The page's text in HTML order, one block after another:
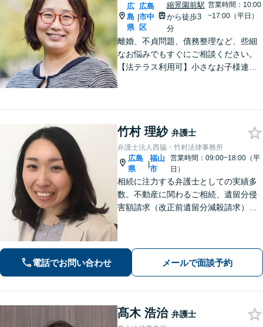
広
島
県
|
広島
市中
区
縮景園前駅
から徒歩3
分
営業時間：10:00
~17:00（平日）
離婚、不貞問題、債務整理など、些細
なお悩みでもすぐにご相談ください。
【法テラス利用可】小さなお子様連れ
竹村 理紗 弁護士
弁護士法人西脇・竹村法律事務所
広島
県
|
福山
市
営業時間：09:00~18:00（平
日）
相続に注力する弁護士としての実績多
数。不動産に関わるご相続、遺留分侵
害額請求（改正前遺留分減殺請求）に
【駐車場無料】
電話でお問い合わせ メールで面談予約
髙木 浩治 弁護士